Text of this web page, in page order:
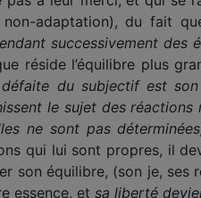
adaptation), du fait
successivement des
réside l’équilibre plus
du subjectif est
le sujet des réactions
ne sont pas
qui lui sont propres, il
son équilibre, (son je, ses
essence, et sa liberté